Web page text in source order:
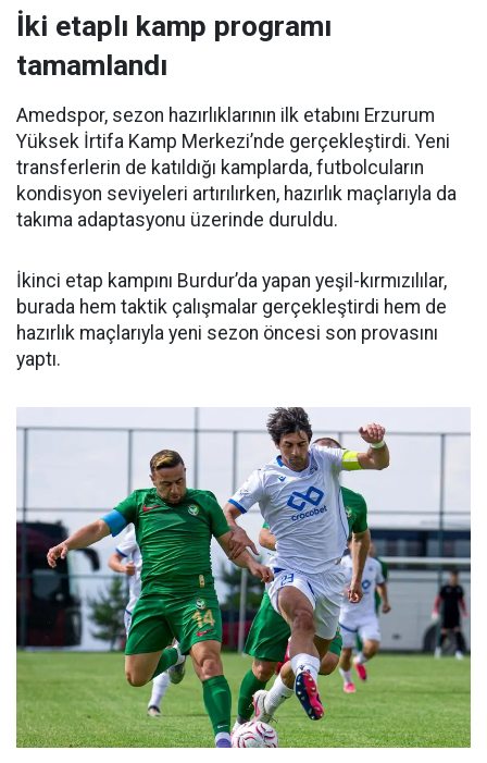
İki etaplı kamp programı
tamamlandı
Amedspor, sezon hazırlıklarının ilk etabını Erzurum
Yüksek İrtifa Kamp Merkezi’nde gerçekleştirdi. Yeni
transferlerin de katıldığı kamplarda, futbolcuların
kondisyon seviyeleri artırılırken, hazırlık maçlarıyla da
takıma adaptasyonu üzerinde duruldu.
İkinci etap kampını Burdur’da yapan yeşil-kırmızılılar,
burada hem taktik çalışmalar gerçekleştirdi hem de
hazırlık maçlarıyla yeni sezon öncesi son provasını
yaptı.